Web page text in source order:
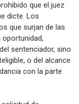
que el juez
dicte. Los
que surjan de las
oportunidad,
sentenciador, sino
o del alcance
con la parte